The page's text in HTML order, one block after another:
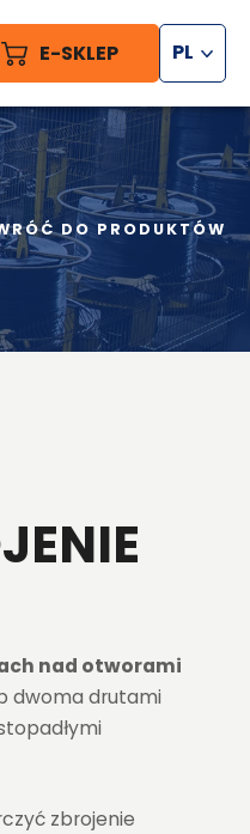
E-SKLEP PL
DO PRODUKTÓW
nad otworami
dwoma drutami
zbrojenie